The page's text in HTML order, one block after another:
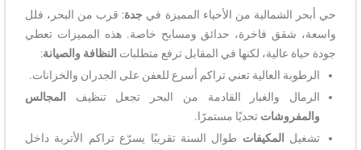
حي أبحر الشمالية من الأحياء المميزة في جدة: قرب من البحر، فلل
واسعة، شقق فاخرة، حدائق ومسابح خاصة. هذه المميزات تعطي
جودة حياة عالية، لكنها في المقابل ترفع متطلبات النظافة والصيانة:
الرطوبة العالية تعني تراكم أسرع للعفن على الجدران والخزانات.
الرمال والغبار القادمة من البحر تجعل تنظيف
المجالس
والمفروشات تحديًا مستمرًا.
تشغيل
المكيفات طوال السنة تقريبًا يسرّع تراكم الأتربة داخل